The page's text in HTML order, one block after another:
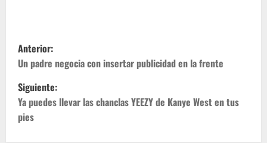
N
a
v
e
Anterior:
Un padre negocia con insertar publicidad en la frente
Siguiente:
Ya puedes llevar las chanclas YEEZY de Kanye West en tus
pies